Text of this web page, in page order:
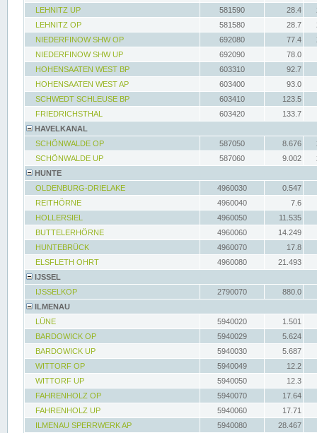
LEHNITZ UP
581590 28.4
LEHNITZ OP
581580 28.7
NIEDERFINOW SHW OP
692080 77.4
NIEDERFINOW SHW UP
692090
78.0
HOHENSAATEN WEST BP
603310
92.7
HOHENSAATEN WEST AP
603400
93.0
SCHWEDT SCHLEUSE BP
603410
123.5
FRIEDRICHSTHAL
603420
133.7
HAVELKANAL
SCHÖNWALDE OP
587050 8.676
SCHÖNWALDE UP
587060 9.002
HUNTE
OLDENBURG-DRIELAKE
4960030
0.547
REITHÖRNE
4960040
7.6
HOLLERSIEL
4960050
11.535
BUTTELERHÖRNE
4960060
14.249
HUNTEBRÜCK
4960070
17.8
ELSFLETH OHRT
4960080
21.493
IJSSEL
IJSSELKOP
2790070
880.0
ILMENAU
LÜNE
5940020
1.501
BARDOWICK OP
5940029
5.624
BARDOWICK UP
5940030
5.687
WITTORF OP
5940049
12.2
WITTORF UP
5940050
12.3
FAHRENHOLZ OP
5940070
17.64
FAHRENHOLZ UP
5940060
17.71
ILMENAU SPERRWERK AP
5940080
28.467